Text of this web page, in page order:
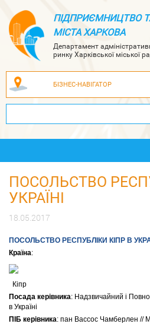
ПІДПРИЄМНИЦТВО
МІСТА ХАРКОВА
Департамент
ринку Харківської міської
БІЗНЕС-НАВІГАТОР
ПОСОЛЬСТВО
УКРАЇНІ
18.05.2017
ПОСОЛЬСТВО РЕСПУБЛІКИ КІПР В
Країна:
Кіпр
Посада керівника: Надзвичайний і
в Україні
ПІБ керівника: пан Вассос Чамберлен //